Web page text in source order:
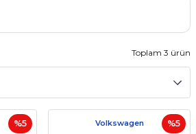
Toplam 3 ürün
%5 %5
Volkswagen